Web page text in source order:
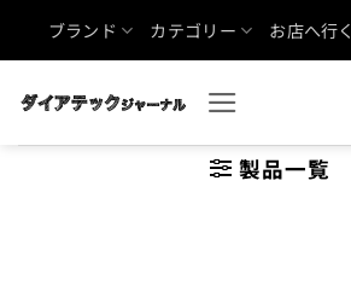
ブランド カテゴリー お店へ行く
製品一覧